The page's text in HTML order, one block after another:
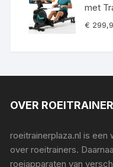
met
€
OVER
roeitrainerplaza.nl is
over roeitrainers.
roeiapparaten van